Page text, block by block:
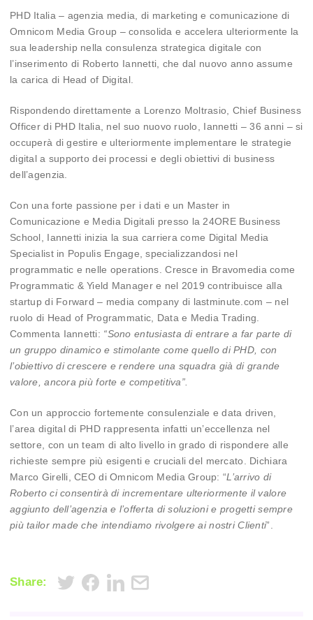
PHD Italia – agenzia media, di marketing e comunicazione di
Omnicom Media Group – consolida e accelera ulteriormente la
sua leadership nella consulenza strategica digitale con
l’inserimento di Roberto Iannetti, che dal nuovo anno assume
la carica di Head of Digital.
Rispondendo direttamente a Lorenzo Moltrasio, Chief Business
Officer di PHD Italia, nel suo nuovo ruolo, Iannetti – 36 anni – si
occuperà di gestire e ulteriormente implementare le strategie
digital a supporto dei processi e degli obiettivi di business
dell’agenzia.
Con una forte passione per i dati e un Master in
Comunicazione e Media Digitali presso la 24ORE Business
School, Iannetti inizia la sua carriera come Digital Media
Specialist in Populis Engage, specializzandosi nel
programmatic e nelle operations. Cresce in Bravomedia come
Programmatic & Yield Manager e nel 2019 contribuisce alla
startup di Forward – media company di lastminute.com – nel
ruolo di Head of Programmatic, Data e Media Trading.
Commenta Iannetti: “Sono entusiasta di entrare a far parte di
un gruppo dinamico e stimolante come quello di PHD, con
l’obiettivo di crescere e rendere una squadra già di grande
valore, ancora più forte e competitiva”.
Con un approccio fortemente consulenziale e data driven,
l’area digital di PHD rappresenta infatti un’eccellenza nel
settore, con un team di alto livello in grado di rispondere alle
richieste sempre più esigenti e cruciali del mercato. Dichiara
Marco Girelli, CEO di Omnicom Media Group: “L’arrivo di
Roberto ci consentirà di incrementare ulteriormente il valore
aggiunto dell’agenzia e l’offerta di soluzioni e progetti sempre
più tailor made che intendiamo rivolgere ai nostri Clienti”.
Share: